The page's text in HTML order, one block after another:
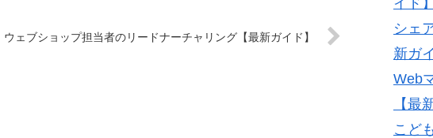
ウェブショップ担当者のリードナーチャリング【最新ガイド】
シェ
新ガ
Web
【最
こど